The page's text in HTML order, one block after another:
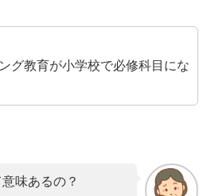
グ教育が小学校で必修科目にな
味あるの？